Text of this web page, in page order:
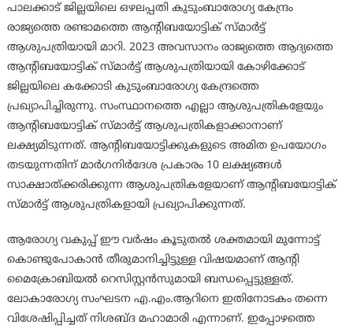
പാലക്കാട് ജില്ലയിലെ ഒഴലപ്പതി കുടുംബാരോഗ്യ കേന്ദ്രം
രാജ്യത്തെ രണ്ടാമത്തെ ആന്റിബയോട്ടിക് സ്മാര്‍ട്ട്
ആശുപത്രിയായി മാറി. 2023 അവസാനം രാജ്യത്തെ ആദ്യത്തെ
ആന്റിബയോട്ടിക് സ്മാര്‍ട്ട് ആശുപത്രിയായി കോഴിക്കോട്
ജില്ലയിലെ കക്കോടി കുടുംബാരോഗ്യ കേന്ദ്രത്തെ
പ്രഖ്യാപിച്ചിരുന്നു. സംസ്ഥാനത്തെ എല്ലാ ആശുപത്രികളേയും
ആന്റിബയോട്ടിക് സ്മാര്‍ട്ട് ആശുപത്രികളാക്കാനാണ്
ലക്ഷ്യമിടുന്നത്. ആന്റിബയോട്ടിക്കുകളുടെ അമിത ഉപയോഗം
തടയുന്നതിന് മാര്‍ഗനിര്‍ദേശ പ്രകാരം 10 ലക്ഷ്യങ്ങള്‍
സാക്ഷാത്ക്കരിക്കുന്ന ആശുപത്രികളേയാണ് ആന്റിബയോട്ടിക്
സ്മാര്‍ട്ട് ആശുപത്രികളായി പ്രഖ്യാപിക്കുന്നത്.
ആരോഗ്യ വകുപ്പ് ഈ വര്‍ഷം കൂടുതല്‍ ശക്തമായി മുന്നോട്ട്
കൊണ്ടുപോകാന്‍ തീരുമാനിച്ചിട്ടുള്ള വിഷയമാണ് ആന്റി
മൈക്രോബിയല്‍ റെസിസ്റ്റന്‍സുമായി ബന്ധപ്പെട്ടുള്ളത്.
ലോകാരോഗ്യ സംഘടന എ.എം.ആറിനെ ഇതിനോടകം തന്നെ
വിശേഷിപ്പിച്ചത് നിശബ്ദ മഹാമാരി എന്നാണ്. ഇപ്പോഴത്തെ